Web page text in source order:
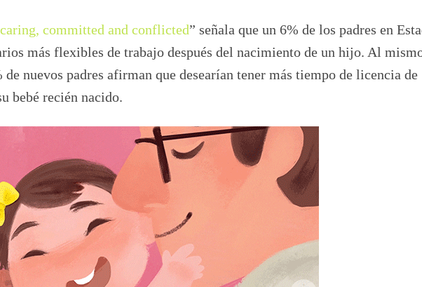
committed and conflicted” señala que un 6% de los padres en
más flexibles de trabajo después del nacimiento de un hijo. Al
nuevos padres afirman que desearían tener más tiempo de licencia de
bebé recién nacido.